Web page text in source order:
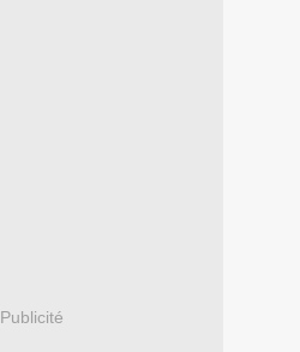
Publicité